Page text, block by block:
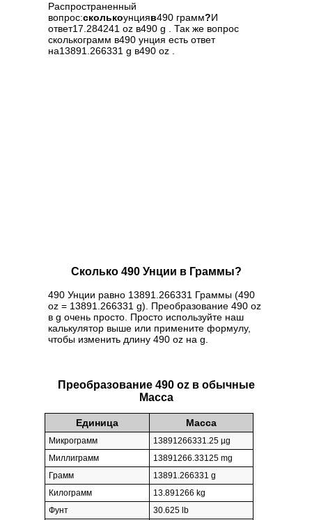
Распространенный
вопрос:сколькоунцияв490 грамм?И
ответ17.284241 oz в490 g . Так же вопрос
сколькограмм в490 унция есть ответ
на13891.266331 g в490 oz .
Сколько 490 Унции в Граммы?
490 Унции равно 13891.266331 Граммы (490
oz = 13891.266331 g). Преобразование 490 oz
в g очень просто. Просто используйте наш
калькулятор выше или примените формулу,
чтобы изменить длину 490 oz на g.
Преобразование 490 oz в обычные
Масса
Единица Масса
Микрограмм
13891266331.25 µg
Миллиграмм
13891266.33125 mg
Грамм
13891.266331 g
Килограмм
13.891266 kg
Фунт
30.625 lb